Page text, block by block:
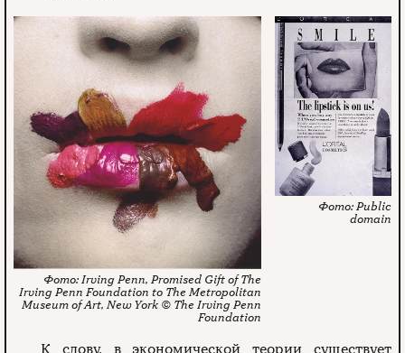
Irving Penn, Promised Gift of The
Irving Penn Foundation to The Metropolitan
Museum of Art, New York © The Irving Penn
Foundation
Public
domain
К слову, в экономической теории существует